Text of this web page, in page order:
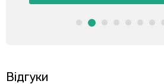
Відгуки